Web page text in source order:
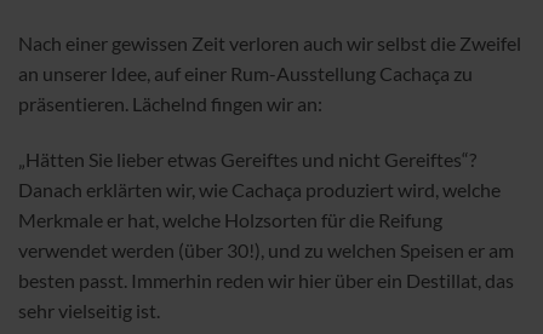
Nach einer gewissen Zeit verloren auch wir selbst die Zweifel
an unserer Idee, auf einer Rum-Ausstellung Cachaça zu
präsentieren. Lächelnd fingen wir an:
„Hätten Sie lieber etwas Gereiftes und nicht Gereiftes“?
Danach erklärten wir, wie Cachaça produziert wird, welche
Merkmale er hat, welche Holzsorten für die Reifung
verwendet werden (über 30!), und zu welchen Speisen er am
besten passt. Immerhin reden wir hier über ein Destillat, das
sehr vielseitig ist.